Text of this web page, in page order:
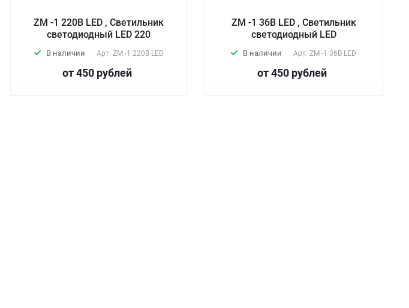
ZM -1 220В LED , Светильник
светодиодный LED 220
В наличии Арт. ZM -1 220В LED
от 450 рублей
ZM -1 36В LED , Светильник
светодиодный LED
В наличии Арт.ZM -1 36В LED
от 450 рублей